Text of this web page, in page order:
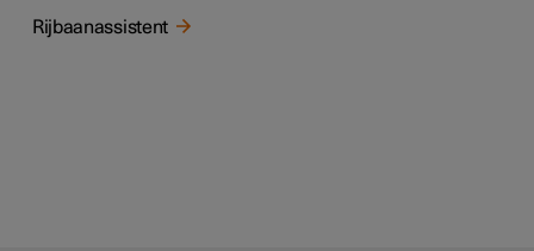
Rijbaanassistent